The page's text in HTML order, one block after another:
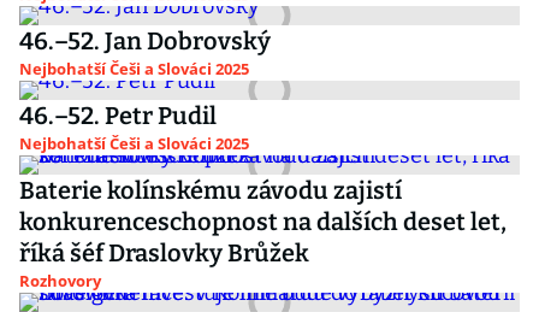
46.–52. Jan Dobrovský
Nejbohatší Češi a Slováci 2025
46.–52. Petr Pudil
Nejbohatší Češi a Slováci 2025
Baterie kolínskému závodu zajistí
konkurenceschopnost na dalších deset let,
říká šéf Draslovky Brůžek
Rozhovory